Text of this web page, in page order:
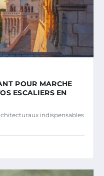
POUR MARCHE
ESCALIERS EN
indispensables